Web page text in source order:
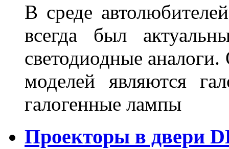
В среде
всегда был
светодиодные
моделей являются
галогенные лампы
Проекторы в двери